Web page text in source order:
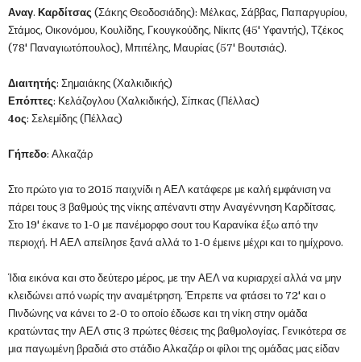
Αναγ. Καρδίτσας (Σάκης Θεοδοσιάδης): Μέλκας, Σάββας, Παπαργυρίου,
Στάμος, Οικονόμου, Κουλίδης, Γκουγκούδης, Νίκιτς (45' Υφαντής), Τζέκος
(78' Παναγιωτόπουλος), Μπιτέλης, Μαυρίας (57' Βουτσιάς).
Διαιτητής: Σημαιάκης (Χαλκιδικής)
Επόπτες: Κελάζογλου (Χαλκιδικής), Σίπκας (Πέλλας)
4ος: Σελεμίδης (Πέλλας)
Γήπεδο: Αλκαζάρ
Στο πρώτο για το 2015 παιχνίδι η ΑΕΛ κατάφερε με καλή εμφάνιση να
πάρει τους 3 βαθμούς της νίκης απέναντι στην Αναγέννηση Καρδίτσας.
Στο 19' έκανε το 1-0 με πανέμορφο σουτ του Καρανίκα έξω από την
περιοχή. Η ΑΕΛ απείλησε ξανά αλλά το 1-0 έμεινε μέχρι και το ημίχρονο.
Ίδια εικόνα και στο δεύτερο μέρος, με την ΑΕΛ να κυριαρχεί αλλά να μην
κλειδώνει από νωρίς την αναμέτρηση. Έπρεπε να φτάσει το 72' και ο
Πινδώνης να κάνει το 2-0 το οποίο έδωσε και τη νίκη στην ομάδα
κρατώντας την ΑΕΛ στις 3 πρώτες θέσεις της βαθμολογίας. Γενικότερα σε
μια παγωμένη βραδιά στο στάδιο Αλκαζάρ οι φίλοι της ομάδας μας είδαν